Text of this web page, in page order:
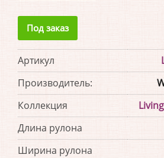
Под заказ
Артикул
Производитель:
Коллекция
Длина рулона
Ширина рулона